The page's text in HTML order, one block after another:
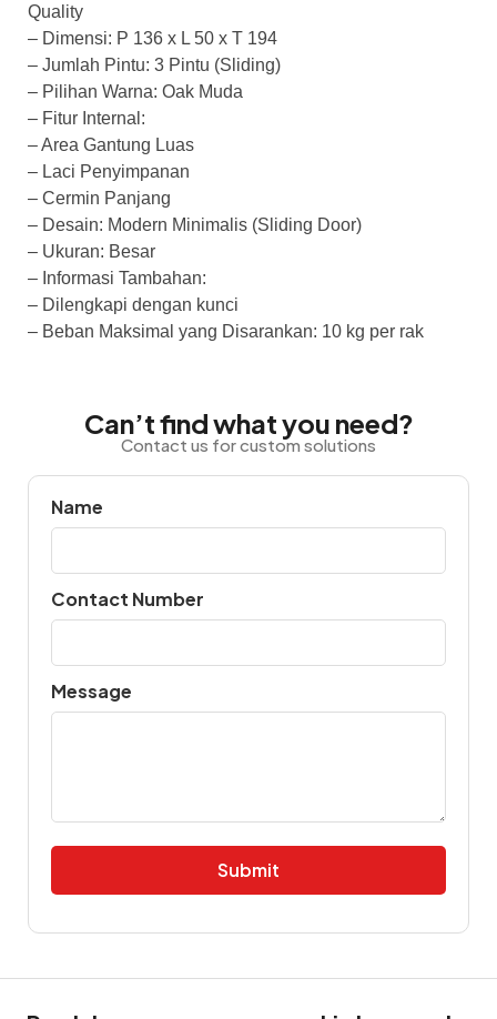
Quality
– Dimensi: P 136 x L 50 x T 194
– Jumlah Pintu: 3 Pintu (Sliding)
– Pilihan Warna: Oak Muda
– Fitur Internal:
– Area Gantung Luas
– Laci Penyimpanan
– Cermin Panjang
– Desain: Modern Minimalis (Sliding Door)
– Ukuran: Besar
– Informasi Tambahan:
– Dilengkapi dengan kunci
– Beban Maksimal yang Disarankan: 10 kg per rak
Can’t find what you need?
Contact us for custom solutions
Name
Contact Number
Message